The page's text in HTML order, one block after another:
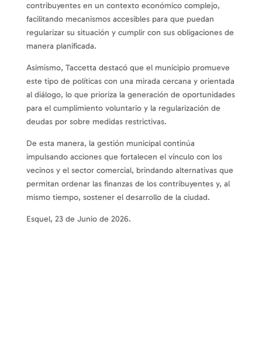
contribuyentes en un contexto económico complejo,
facilitando mecanismos accesibles para que puedan
regularizar su situación y cumplir con sus obligaciones de
manera planificada.
Asimismo, Taccetta destacó que el municipio promueve
este tipo de políticas con una mirada cercana y orientada
al diálogo, lo que prioriza la generación de oportunidades
para el cumplimiento voluntario y la regularización de
deudas por sobre medidas restrictivas.
De esta manera, la gestión municipal continúa
impulsando acciones que fortalecen el vínculo con los
vecinos y el sector comercial, brindando alternativas que
permitan ordenar las finanzas de los contribuyentes y, al
mismo tiempo, sostener el desarrollo de la ciudad.
Esquel, 23 de Junio de 2026.